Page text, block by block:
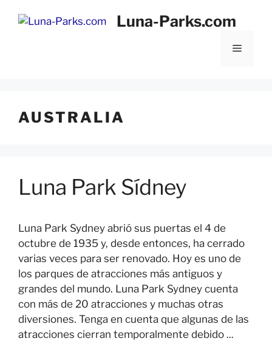
Luna-Parks.com
Menú
AUSTRALIA
Luna Park Sídney
Luna Park Sydney abrió sus puertas el 4 de
octubre de 1935 y, desde entonces, ha cerrado
varias veces para ser renovado. Hoy es uno de
los parques de atracciones más antiguos y
grandes del mundo. Luna Park Sydney cuenta
con más de 20 atracciones y muchas otras
diversiones. Tenga en cuenta que algunas de las
atracciones cierran temporalmente debido ...